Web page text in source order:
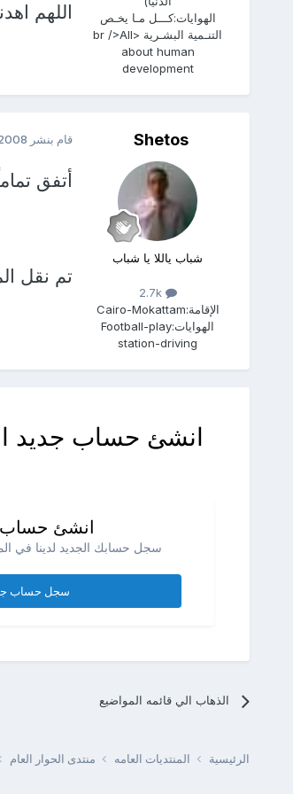
الهوايات:كـــل مـا يخـص
التنـمية البشـرية <br />All
about human
development
اللهم
Shetos
شباب ياللا يا شباب
2.7k
الإقامة:Cairo-Mokattam
الهوايات:Football-play
station-driving
قام بنشر
أتفق
تم نقل
انشئ حساب جديد
انشئ حساب
سجل حسابك الجديد لدينا في
سجل حساب
الذهاب الي قائمه المواضيع
الرئيسية المنتديات العامه منتدى الحوار العام